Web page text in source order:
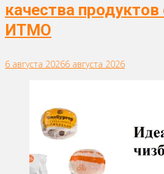
качества
ИТМО
6 августа 20266 августа 2026